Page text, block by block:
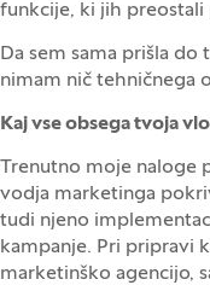
funkcije, ki jih
Da sem sama prišla do
nimam nič tehničnega
Kaj vse obsega tvoja
Trenutno moje naloge
vodja marketinga
tudi njeno
kampanje. Pri pripravi
marketinško agencijo,